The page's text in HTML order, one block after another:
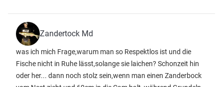
Zandertock Md
was ich mich Frage,warum man so Respektlos ist und die
Fische nicht in Ruhe lässt,solange sie laichen? Schonzeit hin
oder her... dann noch stolz sein,wenn man einen Zanderbock